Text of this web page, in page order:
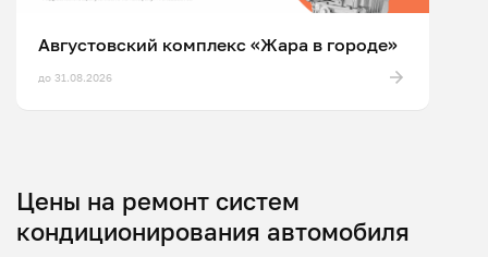
Августовский комплекс «Жара в городе»
до 31.08.2026
Цены на ремонт систем
кондиционирования автомобиля